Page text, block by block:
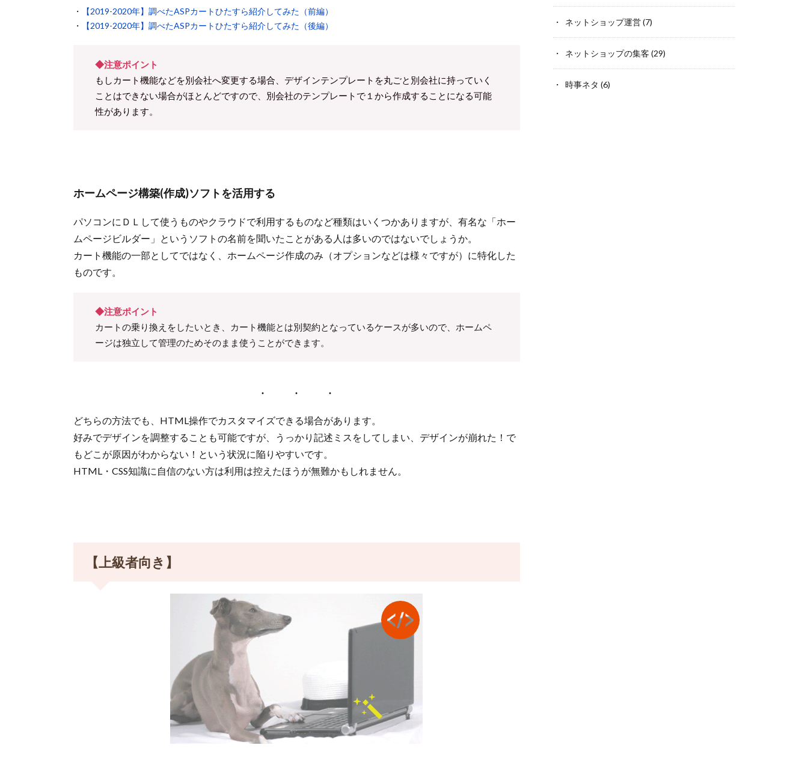
・
【2019-2020年】調べたASPカートひたすら紹介してみた（前編）
・
【2019-2020年】調べたASPカートひたすら紹介してみた（後編）
◆注意ポイント
もしカート機能などを別会社へ変更する場合、デザインテンプレートを丸ごと別会社に持っていく
ことはできない場合がほとんどですので、別会社のテンプレートで１から作成することになる可能
性があります。
ホームページ構築(作成)ソフトを活用する
パソコンにＤＬして使うものやクラウドで利用するものなど種類はいくつかありますが、有名な「ホー
ムページビルダー」というソフトの名前を聞いたことがある人は多いのではないでしょうか。
カート機能の一部としてではなく、ホームページ作成のみ（オプションなどは様々ですが）に特化した
ものです。
◆注意ポイント
カートの乗り換えをしたいとき、カート機能とは別契約となっているケースが多いので、ホームペ
ージは独立して管理のためそのまま使うことができます。
どちらの方法でも、HTML操作でカスタマイズできる場合があります。
好みでデザインを調整することも可能ですが、うっかり記述ミスをしてしまい、デザインが崩れた！で
もどこが原因がわからない！という状況に陥りやすいです。
HTML・CSS知識に自信のない方は利用は控えたほうが無難かもしれません。
【上級者向き】
ネットショップ運営(7)
ネットショップの集客 (29)
時事ネタ (6)